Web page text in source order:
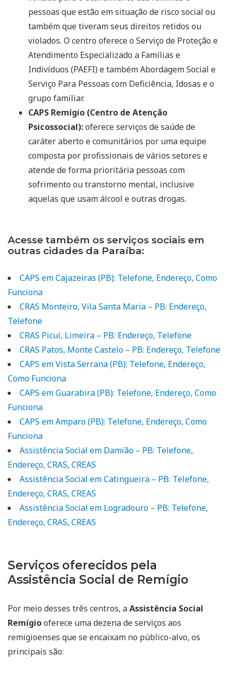
pessoas que estão em situação de risco social ou
também que tiveram seus direitos retidos ou
violados. O centro oferece o Serviço de Proteção e
Atendimento Especializado a Famílias e
Indivíduos (PAEFI) e também Abordagem Social e
Serviço Para Pessoas com Deficiência, Idosas e o
grupo familiar.
CAPS Remígio (Centro de Atenção
Psicossocial):oferece serviços de saúde de
caráter aberto e comunitários por uma equipe
composta por profissionais de vários setores e
atende de forma prioritária pessoas com
sofrimento ou transtorno mental, inclusive
aquelas que usam álcool e outras drogas.
Acesse também os serviços sociais em
outras cidades da Paraíba:
CAPS em Cajazeiras (PB): Telefone, Endereço, Como
Funciona
CRAS Monteiro, Vila Santa Maria – PB: Endereço,
Telefone
CRAS Picuí, Limeira – PB: Endereço, Telefone
CRAS Patos, Monte Castelo – PB: Endereço, Telefone
CAPS em Vista Serrana (PB): Telefone, Endereço,
Como Funciona
CAPS em Guarabira (PB): Telefone, Endereço, Como
Funciona
CAPS em Amparo (PB): Telefone, Endereço, Como
Funciona
Assistência Social em Damião – PB: Telefone,
Endereço, CRAS, CREAS
Assistência Social em Catingueira – PB: Telefone,
Endereço, CRAS, CREAS
Assistência Social em Logradouro – PB: Telefone,
Endereço, CRAS, CREAS
Serviços oferecidos pela
Assistência Social de Remígio
Por meio desses três centros, aAssistência Social
Remígiooferece uma dezena de serviços aos
remigioenses que se encaixam no público-alvo, os
principais são: